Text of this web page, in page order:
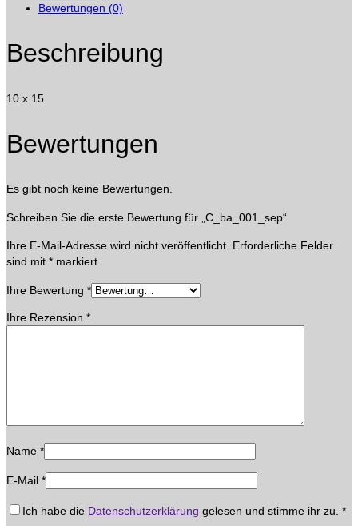
Bewertungen (0)
Beschreibung
10 x 15
Bewertungen
Es gibt noch keine Bewertungen.
Schreiben Sie die erste Bewertung für „C_ba_001_sep“
Ihre E-Mail-Adresse wird nicht veröffentlicht. Erforderliche Felder
sind mit * markiert
Ihre Bewertung *
Ihre Rezension *
Name *
E-Mail *
Ich habe die Datenschutzerklärung gelesen und stimme ihr zu. *